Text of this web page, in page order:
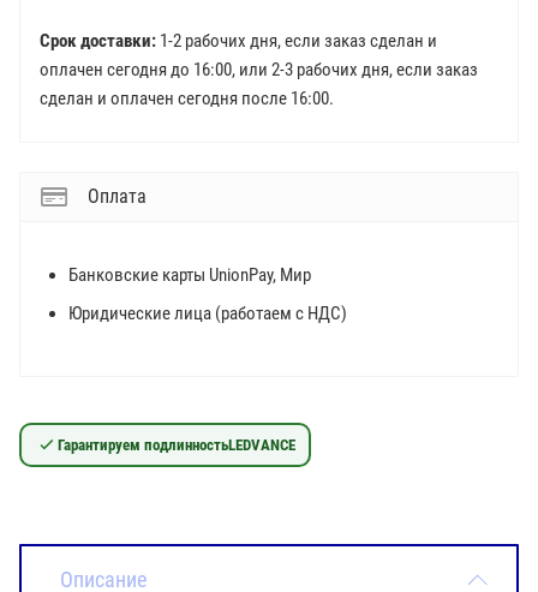
Срок доставки: 1-2 рабочих дня, если заказ сделан и
оплачен сегодня до 16:00, или 2-3 рабочих дня, если заказ
сделан и оплачен сегодня после 16:00.
Оплата
Банковские карты UnionPay, Мир
Юридические лица (работаем с НДС)
Гарантируем подлинностьLEDVANCE
Описание